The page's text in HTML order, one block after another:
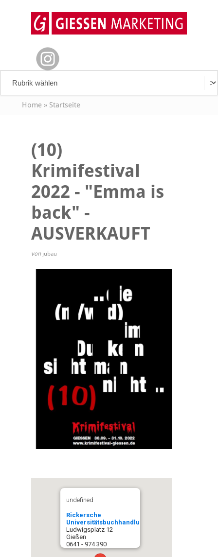
Home» Startseite
(10)
Krimifestival
2022 - "Emma is
back" -
AUSVERKAUFT
von jubäu
undefined
Rickersche
Universitätsbuchhandlung
Ludwigsplatz 12
Gießen
0641 - 974 390